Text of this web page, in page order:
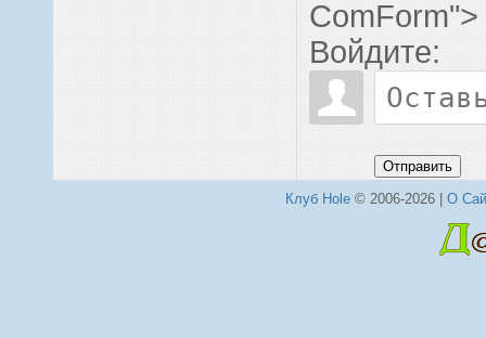
ComForm">
Войдите:
Отправить
Клуб Hole© 2006-2026 | О